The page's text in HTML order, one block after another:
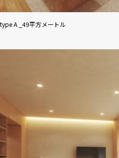
type A _49平方メートル